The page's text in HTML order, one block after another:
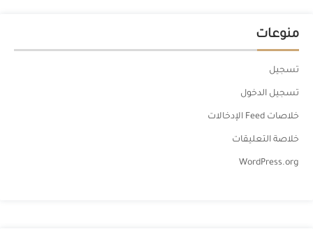
منوعات
تسجيل
تسجيل الدخول
خلاصات Feed الإدخالات
خلاصة التعليقات
WordPress.org